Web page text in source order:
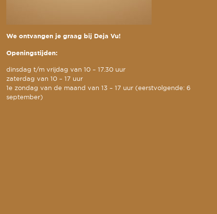
We ontvangen je graag bij Deja Vu!
Openingstijden:
dinsdag t/m vrijdag van 10 – 17.30 uur
zaterdag van 10 – 17 uur
1e zondag van de maand van 13 – 17 uur (eerstvolgende: 6
september)